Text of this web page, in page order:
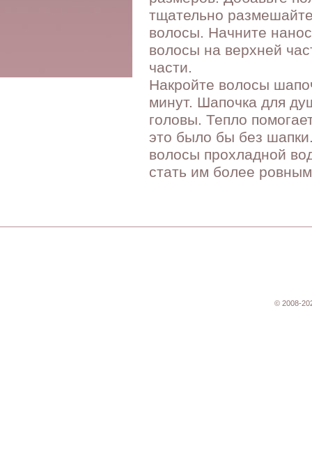
тщательно
волосы. Начните
волосы на верхней
части.
Накройте волосы
минут. Шапочка для
головы. Тепло
это было бы без
волосы прохладной
стать им более
© 2008-